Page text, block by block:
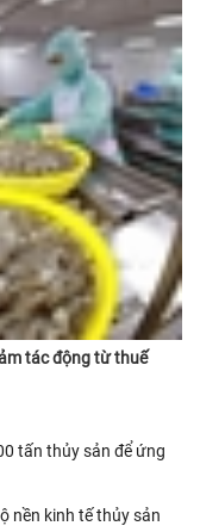
tác động từ thuế
tấn thủy sản để ứng
nền kinh tế thủy sản